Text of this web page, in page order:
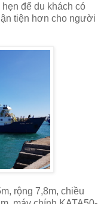
để du khách có
tiện hơn cho người
rộng 7,8m, chiều